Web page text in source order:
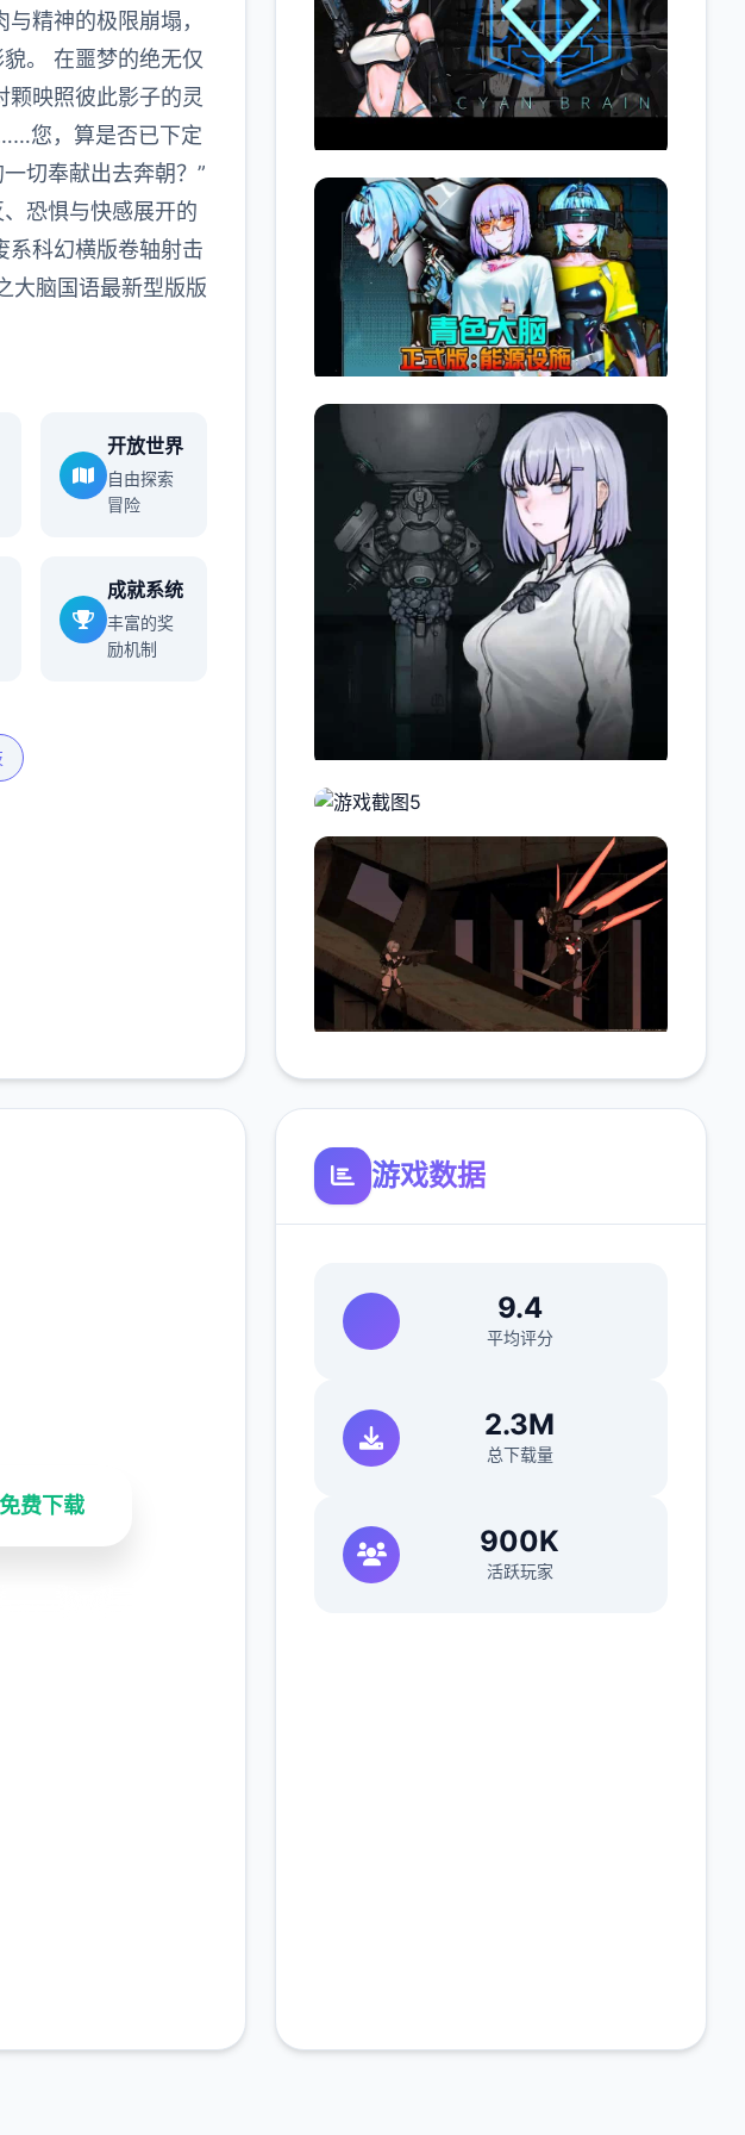
精神的极限崩塌，
。 在噩梦的绝无仅
映照彼此影子的灵
您，算是否已下定
切奉献出去奔朝？”
恐惧与快感展开的
系科幻横版卷轴射击
大脑国语最新型版版
开放世界
自由探索
冒险
成就系统
丰富的奖
励机制
费下载
游戏数据
9.4
平均评分
2.3M
总下载量
900K
活跃玩家